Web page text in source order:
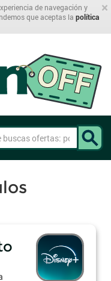
×
de navegación y
que aceptas la política